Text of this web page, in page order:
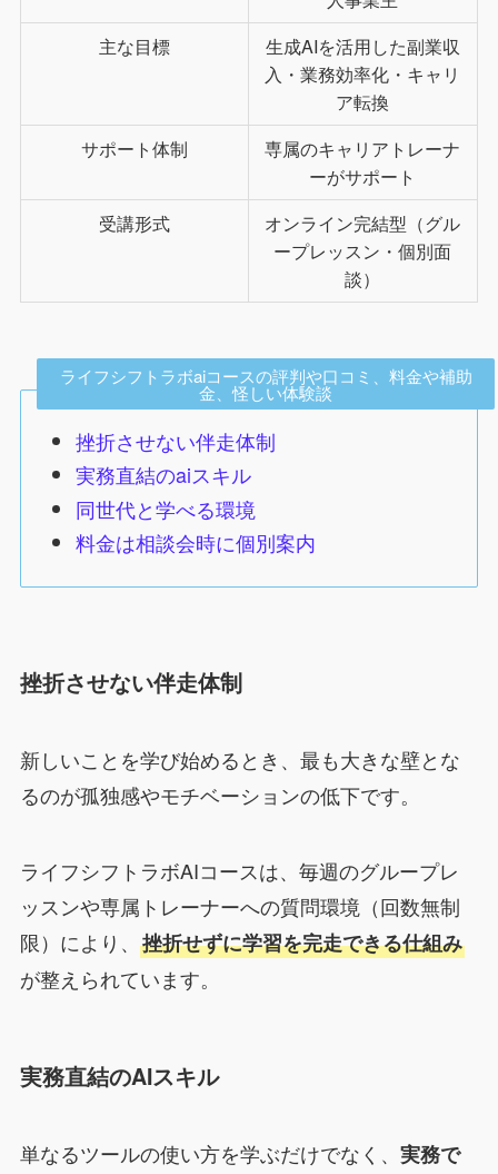
主な目標
生成AIを活用した副業収
入・業務効率化・キャリ
ア転換
サポート体制
専属のキャリアトレーナ
ーがサポート
受講形式
オンライン完結型（グル
ープレッスン・個別面
談）
ライフシフトラボaiコースの評判や口コミ、料金や補助
金、怪しい体験談
挫折させない伴走体制
実務直結のaiスキル
同世代と学べる環境
料金は相談会時に個別案内
挫折させない伴走体制
新しいことを学び始めるとき、最も大きな壁とな
るのが孤独感やモチベーションの低下です。
ライフシフトラボAIコースは、毎週のグループレ
ッスンや専属トレーナーへの質問環境（回数無制
限）により、 挫折せずに学習を完走できる仕組み
が整えられています。
実務直結のAIスキル
単なるツールの使い方を学ぶだけでなく、 実務で